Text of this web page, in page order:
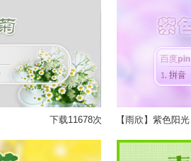
下载11678次 【雨欣】紫色阳光